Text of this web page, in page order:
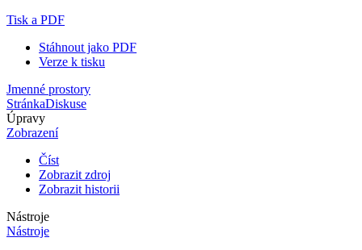
Tisk a PDF
Stáhnout jako PDF
Verze k tisku
Jmenné prostory
StránkaDiskuse
Úpravy
Zobrazení
Číst
Zobrazit zdroj
Zobrazit historii
Nástroje
Nástroje